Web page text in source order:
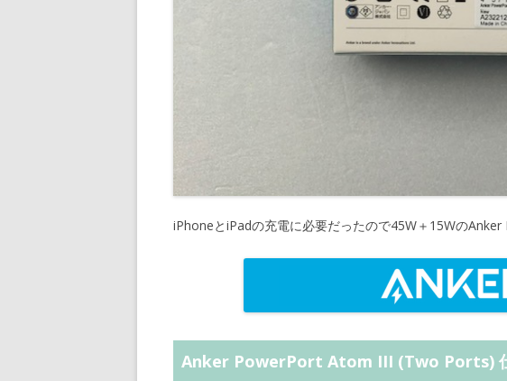
iPhoneとiPadの充電に必要だったので45W＋15Wの
Anker PowerPort Atom III (Two Ports)